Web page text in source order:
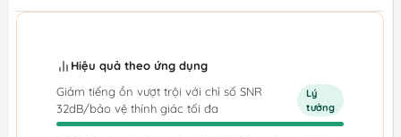
Hiệu quả theo ứng dụng
Giảm tiếng ồn vượt trội với chỉ số SNR
32dB/bảo vệ thính giác tối đa
Lý
tưởng